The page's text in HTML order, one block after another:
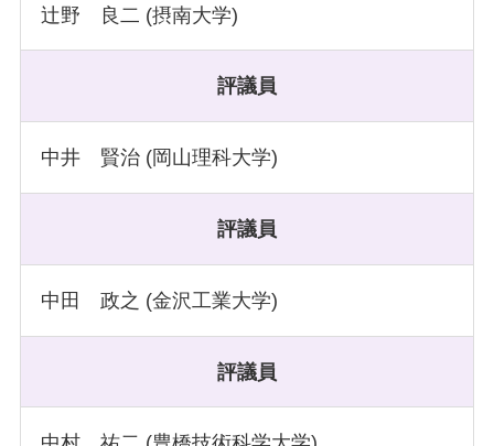
辻野 良二 (摂南大学)
評議員
中井 賢治 (岡山理科大学)
評議員
中田 政之 (金沢工業大学)
評議員